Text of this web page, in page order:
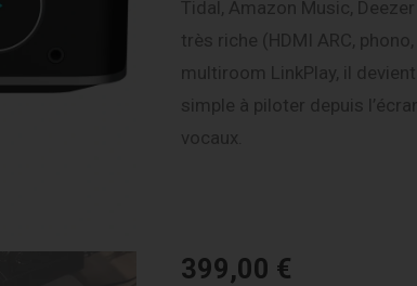
Tidal, Amazon Music,
très riche (HDMI ARC,
multiroom LinkPlay, il
simple à piloter depuis
vocaux.
399,00 €